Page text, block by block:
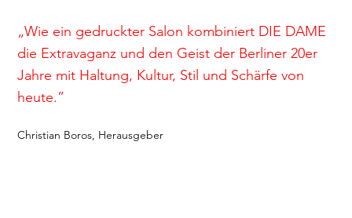
„Wie ein gedruckter Salon kombiniert DIE DAME
die Extravaganz und den Geist der Berliner 20er
Jahre mit Haltung, Kultur, Stil und Schärfe von
heute.”
Christian Boros, Herausgeber